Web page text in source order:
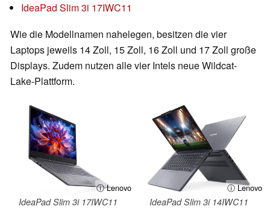
IdeaPad Slim 3i 17IWC11
Wie die Modellnamen nahelegen, besitzen die vier
Laptops jeweils 14 Zoll, 15 Zoll, 16 Zoll und 17 Zoll große
Displays. Zudem nutzen alle vier Intels neue Wildcat-
Lake-Plattform.
ⓘ Lenovo
IdeaPad Slim 3i 17IWC11
ⓘ Lenovo
IdeaPad Slim 3i 14IWC11